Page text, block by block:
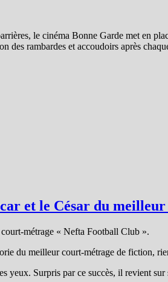
le cinéma Bonne Garde met en
des rambardes et accoudoirs après
et le César du
court-métrage « Nefta Football Club ».
du meilleur court-métrage de fiction,
yeux. Surpris par ce succès, il revient